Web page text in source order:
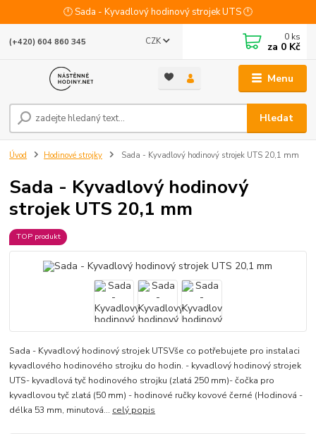
🕛 Sada - Kyvadlový hodinový strojek UTS 🕛
Menu
CZK
Hledat
(+420) 604 860 345 0 ks
za 0 Kč
Úvod Hodinové strojky Sada - Kyvadlový hodinový strojek UTS 20,1 mm
Sada - Kyvadlový hodinový
strojek UTS 20,1 mm
TOP produkt
Sada - Kyvadlový hodinový strojek UTSVše co potřebujete pro instalaci
kyvadlového hodinového strojku do hodin. - kyvadlový hodinový strojek
UTS- kyvadlová tyč hodinového strojku (zlatá 250 mm)- čočka pro
kyvadlovou tyč zlatá (50 mm) - hodinové ručky kovové černé (Hodinová -
délka 53 mm, minutová... celý popis